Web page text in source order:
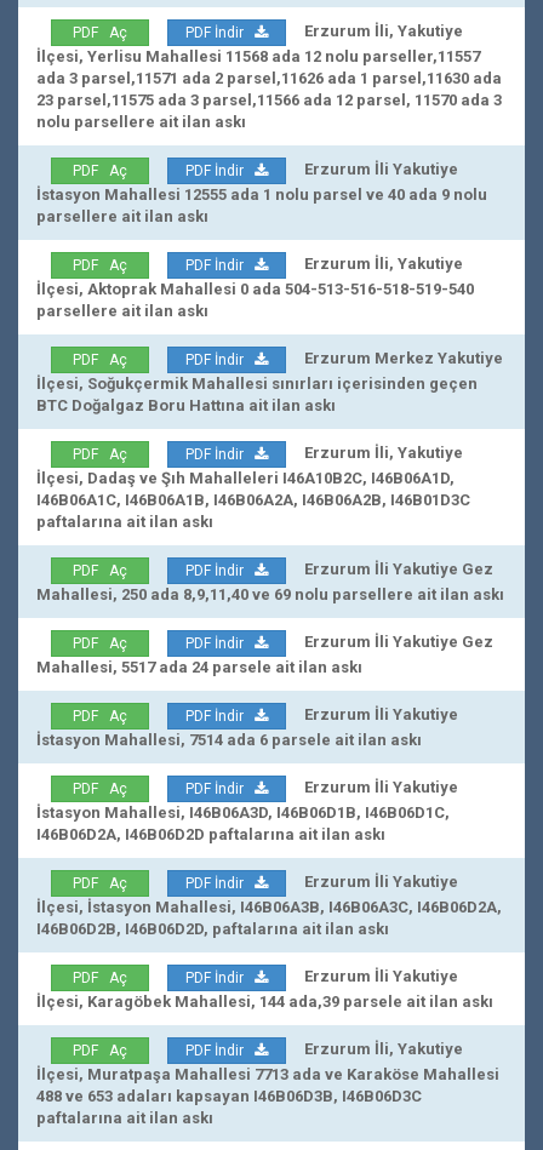
PDF Aç PDF İndir
Erzurum İli, Yakutiye
İlçesi, Yerlisu Mahallesi 11568 ada 12 nolu parseller,11557
ada 3 parsel,11571 ada 2 parsel,11626 ada 1 parsel,11630 ada
23 parsel,11575 ada 3 parsel,11566 ada 12 parsel, 11570 ada 3
nolu parsellere ait ilan askı
PDF Aç PDF İndir
Erzurum İli Yakutiye
İstasyon Mahallesi 12555 ada 1 nolu parsel ve 40 ada 9 nolu
parsellere ait ilan askı
PDF Aç PDF İndir
Erzurum İli, Yakutiye
İlçesi, Aktoprak Mahallesi 0 ada 504-513-516-518-519-540
parsellere ait ilan askı
PDF Aç PDF İndir
Erzurum Merkez Yakutiye
İlçesi, Soğukçermik Mahallesi sınırları içerisinden geçen
BTC Doğalgaz Boru Hattına ait ilan askı
PDF Aç PDF İndir
Erzurum İli, Yakutiye
İlçesi, Dadaş ve Şıh Mahalleleri I46A10B2C, I46B06A1D,
I46B06A1C, I46B06A1B, I46B06A2A, I46B06A2B, I46B01D3C
paftalarına ait ilan askı
PDF Aç PDF İndir
Erzurum İli Yakutiye Gez
Mahallesi, 250 ada 8,9,11,40 ve 69 nolu parsellere ait ilan askı
PDF Aç PDF İndir
Erzurum İli Yakutiye Gez
Mahallesi, 5517 ada 24 parsele ait ilan askı
PDF Aç PDF İndir
Erzurum İli Yakutiye
İstasyon Mahallesi, 7514 ada 6 parsele ait ilan askı
PDF Aç PDF İndir
Erzurum İli Yakutiye
İstasyon Mahallesi, I46B06A3D, I46B06D1B, I46B06D1C,
I46B06D2A, I46B06D2D paftalarına ait ilan askı
PDF Aç PDF İndir
Erzurum İli Yakutiye
İlçesi, İstasyon Mahallesi, I46B06A3B, I46B06A3C, I46B06D2A,
I46B06D2B, I46B06D2D, paftalarına ait ilan askı
PDF Aç PDF İndir
Erzurum İli Yakutiye
İlçesi, Karagöbek Mahallesi, 144 ada,39 parsele ait ilan askı
PDF Aç PDF İndir
Erzurum İli, Yakutiye
İlçesi, Muratpaşa Mahallesi 7713 ada ve Karaköse Mahallesi
488 ve 653 adaları kapsayan I46B06D3B, I46B06D3C
paftalarına ait ilan askı